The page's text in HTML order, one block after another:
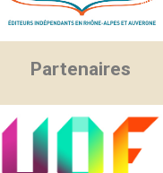
Partenaires